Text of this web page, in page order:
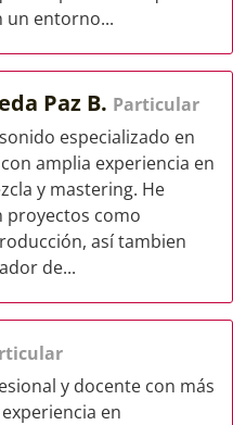
un entorno...
Paz B. Particular
especializado en
amplia experiencia en
y mastering. He
proyectos como
así tambien
de...
y docente con más
en